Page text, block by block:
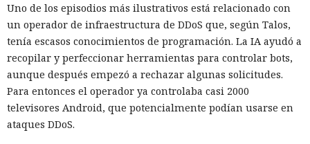
Securitydescribieronel ecosistema FunFoneFarm, donde
granjas telefónicas, dispositivos en la nube y la IA permiten
lanzar estafas masivas como un proyecto de software
corriente. La barrera de entrada se ha reducido a unos
pocos miles de dólares.
El equipo de investigación de la compañía compró un kit
listo de una granja telefónica y desmontó sus partes de
Uno de los episodios más ilustrativos está relacionado con
un operador de infraestructura de DDoS que, según Talos,
tenía escasos conocimientos de programación. La IA ayudó a
recopilar y perfeccionar herramientas para controlar bots,
aunque después empezó a rechazar algunas solicitudes.
Para entonces el operador ya controlaba casi 2000
televisores Android, que potencialmente podían usarse en
ataques DDoS.